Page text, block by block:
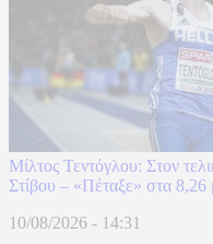
Μίλτος Τεντόγλου: Στον
Στίβου – «Πέταξε» στα 8,26
10/08/2026 - 14:31